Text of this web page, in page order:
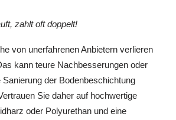
zahlt oft doppelt!
von unerfahrenen Anbietern verlieren
kann teure Nachbesserungen oder
der Bodenbeschichtung
Sie daher auf hochwertige
oder Polyurethan und eine